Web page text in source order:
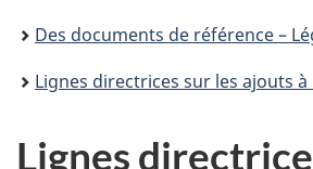
Des documents de référence – Législation et lignes
Lignes directrices sur les ajouts à la Liste des formes posologiques des
Lignes